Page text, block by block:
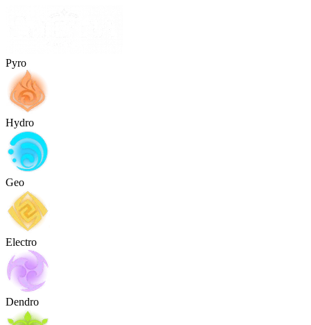
Pyro
Hydro
Geo
Electro
Dendro